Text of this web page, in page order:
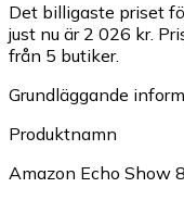
Det billigaste priset
just nu är 2 026 kr.
från 5 butiker.
Grundläggande
Produktnamn
Amazon Echo Show